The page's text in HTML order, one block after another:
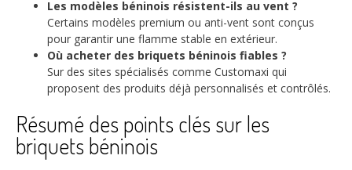
Les modèles béninois résistent-ils au vent ?
Certains modèles premium ou anti-vent sont conçus
pour garantir une flamme stable en extérieur.
Où acheter des briquets béninois fiables ?
Sur des sites spécialisés comme Customaxi qui
proposent des produits déjà personnalisés et contrôlés.
Résumé des points clés sur les
briquets béninois